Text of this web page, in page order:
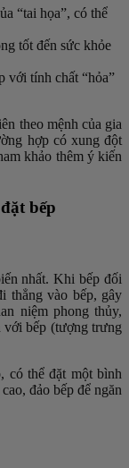
“tai họa”, có thể
tốt đến sức khỏe
với tính chất “hỏa”
theo mệnh của gia
hợp có xung đột
khảo thêm ý kiến
bếp
nhất. Khi bếp đối
thẳng vào bếp, gây
niệm phong thủy,
với bếp (tượng trưng
có thể đặt một bình
đảo bếp để ngăn